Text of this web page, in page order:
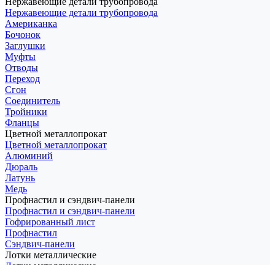
Нержавеющие детали трубопровода
Американка
Бочонок
Заглушки
Муфты
Отводы
Переход
Сгон
Соединитель
Тройники
Фланцы
Цветной металлопрокат
Цветной металлопрокат
Алюминий
Дюраль
Латунь
Медь
Профнастил и сэндвич-панели
Профнастил и сэндвич-панели
Гофрированный лист
Профнастил
Сэндвич-панели
Лотки металлические